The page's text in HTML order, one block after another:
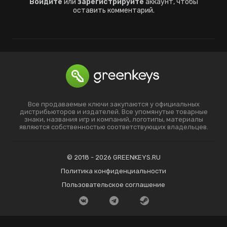
оставить комментарий.
Все продаваемые ключи закупаются у официальных
дистрибьюторов и издателей. Все упомянутые товарные
знаки, названия игр и компаний, логотипы, материалы
являются собственностью соответствующих владельцев.
© 2018 - 2026 GREENKEYS.RU
Политика конфиденциальности
Пользовательское соглашение